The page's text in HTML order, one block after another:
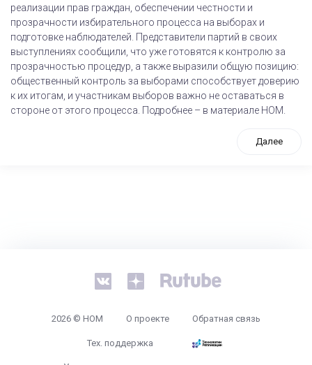
реализации прав граждан, обеспечении честности и
прозрачности избирательного процесса на выборах и
подготовке наблюдателей. Представители партий в своих
выступлениях сообщили, что уже готовятся к контролю за
прозрачностью процедур, а также выразили общую позицию:
общественный контроль за выборами способствует доверию
к их итогам, и участникам выборов важно не оставаться в
стороне от этого процесса. Подробнее – в материале НОМ.
Далее
2026 © НОМ О проекте Обратная связь
Тех. поддержка